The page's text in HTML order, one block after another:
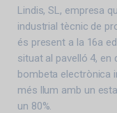
Lindis, SL, empresa
industrial tècnic de
és present a la 16a
situat al pavelló 4, en
bombeta electrònica
més llum amb un
un 80%.